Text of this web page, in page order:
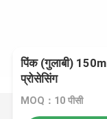
पिंक (गुलाबी)
प्रोसेसिंग
MOQ：10 पीसी